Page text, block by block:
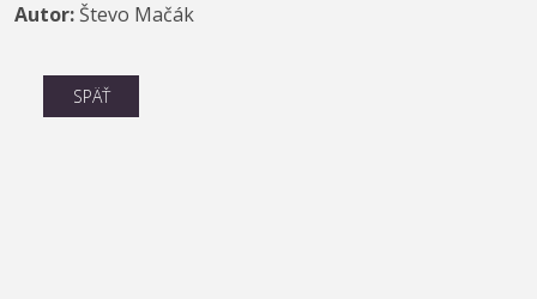
Autor: Števo Mačák
SPÄŤ